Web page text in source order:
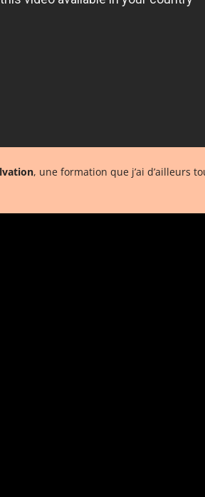
, une formation que j’ai d’ailleurs